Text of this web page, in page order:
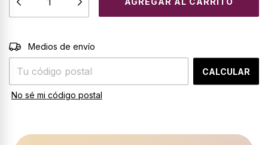
Entregas para el CP:
Medios de envío
CALCULAR
No sé mi código postal